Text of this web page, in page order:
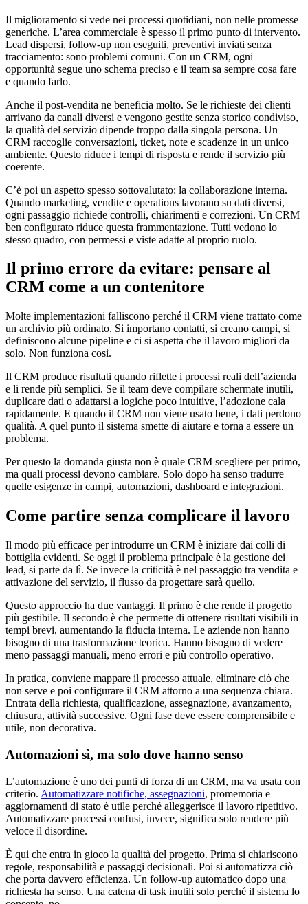
Il miglioramento si vede nei processi quotidiani, non nelle promesse
generiche. L’area commerciale è spesso il primo punto di intervento.
Lead dispersi, follow-up non eseguiti, preventivi inviati senza
tracciamento: sono problemi comuni. Con un CRM, ogni
opportunità segue uno schema preciso e il team sa sempre cosa fare
e quando farlo.
Anche il post-vendita ne beneficia molto. Se le richieste dei clienti
arrivano da canali diversi e vengono gestite senza storico condiviso,
la qualità del servizio dipende troppo dalla singola persona. Un
CRM raccoglie conversazioni, ticket, note e scadenze in un unico
ambiente. Questo riduce i tempi di risposta e rende il servizio più
coerente.
C’è poi un aspetto spesso sottovalutato: la collaborazione interna.
Quando marketing, vendite e operations lavorano su dati diversi,
ogni passaggio richiede controlli, chiarimenti e correzioni. Un CRM
ben configurato riduce questa frammentazione. Tutti vedono lo
stesso quadro, con permessi e viste adatte al proprio ruolo.
Il primo errore da evitare: pensare al
CRM come a un contenitore
Molte implementazioni falliscono perché il CRM viene trattato come
un archivio più ordinato. Si importano contatti, si creano campi, si
definiscono alcune pipeline e ci si aspetta che il lavoro migliori da
solo. Non funziona così.
Il CRM produce risultati quando riflette i processi reali dell’azienda
e li rende più semplici. Se il team deve compilare schermate inutili,
duplicare dati o adattarsi a logiche poco intuitive, l’adozione cala
rapidamente. E quando il CRM non viene usato bene, i dati perdono
qualità. A quel punto il sistema smette di aiutare e torna a essere un
problema.
Per questo la domanda giusta non è quale CRM scegliere per primo,
ma quali processi devono cambiare. Solo dopo ha senso tradurre
quelle esigenze in campi, automazioni, dashboard e integrazioni.
Come partire senza complicare il lavoro
Il modo più efficace per introdurre un CRM è iniziare dai colli di
bottiglia evidenti. Se oggi il problema principale è la gestione dei
lead, si parte da lì. Se invece la criticità è nel passaggio tra vendita e
attivazione del servizio, il flusso da progettare sarà quello.
Questo approccio ha due vantaggi. Il primo è che rende il progetto
più gestibile. Il secondo è che permette di ottenere risultati visibili in
tempi brevi, aumentando la fiducia interna. Le aziende non hanno
bisogno di una trasformazione teorica. Hanno bisogno di vedere
meno passaggi manuali, meno errori e più controllo operativo.
In pratica, conviene mappare il processo attuale, eliminare ciò che
non serve e poi configurare il CRM attorno a una sequenza chiara.
Entrata della richiesta, qualificazione, assegnazione, avanzamento,
chiusura, attività successive. Ogni fase deve essere comprensibile e
utile, non decorativa.
Automazioni sì, ma solo dove hanno senso
L’automazione è uno dei punti di forza di un CRM, ma va usata con
criterio. Automatizzare notifiche, assegnazioni, promemoria e
aggiornamenti di stato è utile perché alleggerisce il lavoro ripetitivo.
Automatizzare processi confusi, invece, significa solo rendere più
veloce il disordine.
È qui che entra in gioco la qualità del progetto. Prima si chiariscono
regole, responsabilità e passaggi decisionali. Poi si automatizza ciò
che porta davvero efficienza. Un follow-up automatico dopo una
richiesta ha senso. Una catena di task inutili solo perché il sistema lo